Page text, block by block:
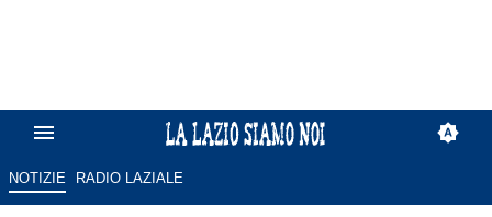
NOTIZIE RADIO LAZIALE